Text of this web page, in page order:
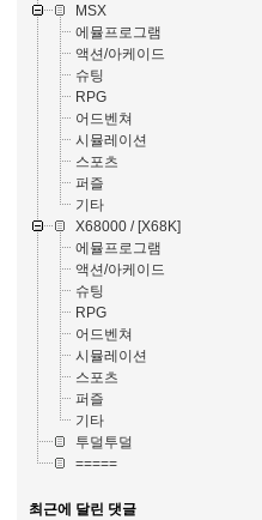
MSX
에뮬프로그램
액션/아케이드
슈팅
RPG
어드벤쳐
시뮬레이션
스포츠
퍼즐
기타
X68000 / [X68K]
에뮬프로그램
액션/아케이드
슈팅
RPG
어드벤쳐
시뮬레이션
스포츠
퍼즐
기타
투덜투덜
=====
최근에 달린 댓글